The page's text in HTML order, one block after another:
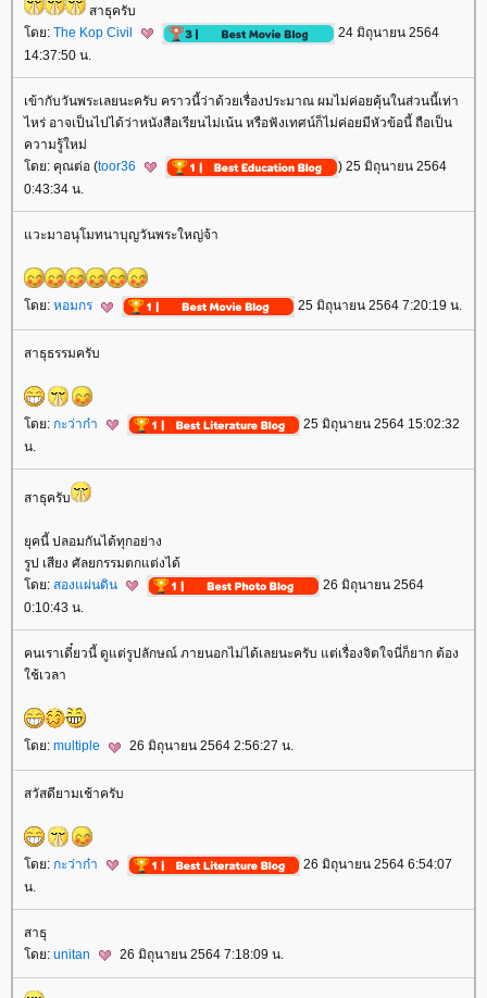
สาธุครับ
ดย: The Kop Civil
24 มิถุนายน 2564
14:37:50 น.
เข้ากับวันพระเลยนะครับ คราวนี้ว่าด้วยเรื่องประมาณ ผมไม่ค่อยคุ้นในส่วนนี้เท่า
ไหร่ อาจเป็นไปได้ว่าหนังสือเรียนไม่เน้น หรือฟังเทศน์ก็ไม่ค่อยมีหัวข้อนี้ ถือเป็น
ความรู้ใหม่
ดย: คุณต่อ (toor36
) 25 มิถุนายน 2564
0:43:34 น.
วะมาอนุโมทนาบุญวันพระใหญ่จ้า
ดย: หอมกร 25 มิถุนายน 2564 7:20:19 น.
สาธุธรรมครับ
ดย: กะว่าก๋า
25 มิถุนายน 2564 15:02:32
น.
สาธุครับ
ุคนี้ ปลอมกันได้ทุกอย่าง
รูป เสียง ศัลยกรรมตกแต่งได้
ดย: สองแผ่นดิน
26 มิถุนายน 2564
0:10:43 น.
คนเราเดี๋ยวนี้ ดูแต่รูปลักษณ์ ภายนอกไม่ได้เลยนะครับ แต่เรื่องจิตใจนี่ก็ยาก ต้อง
ช้เวลา
ดย: multiple 26 มิถุนายน 2564 2:56:27 น.
สวัสดียามเช้าครับ
ดย: กะว่าก๋า
26 มิถุนายน 2564 6:54:07
น.
สาธุ
ดย: unitan 26 มิถุนายน 2564 7:18:09 น.